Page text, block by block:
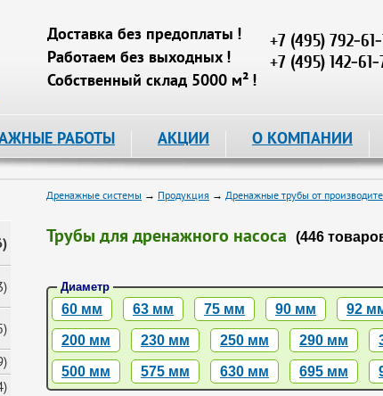
Доставка без предоплаты !
Работаем без выходных !
Собственный склад 5000 м² !
+7 (495) 792-
+7 (495) 142-61-
РАБОТЫ АКЦИИ О КОМПАНИИ
Дренажные системы → Продукция → Дренажные трубы от
Трубы для дренажного насоса (446
Диаметр
60 мм 63 мм 75 мм 90 мм 92
200 мм 230 мм 250 мм 290 мм
500 мм 575 мм 630 мм 695 мм